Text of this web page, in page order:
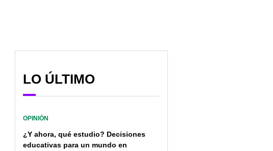
LO ÚLTIMO
OPINIÓN
¿Y ahora, qué estudio? Decisiones
educativas para un mundo en